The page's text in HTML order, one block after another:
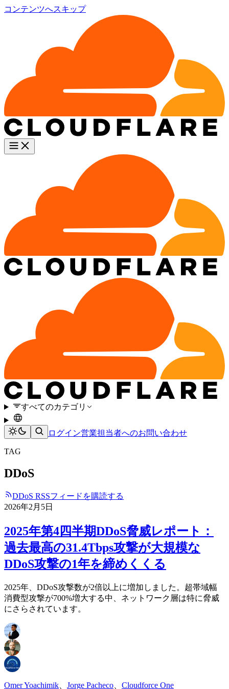
コンテンツへスキップ
すべてのカテゴリ
ログイン営業担当者へのお問い合わせ
TAG
DDoS
DDoS RSSフィードを購読する
2026年2月5日
2025年第4四半期DDoS脅威レポート：
過去最高の31.4Tbps攻撃が大規模な
DDoS攻撃の1年を締めくくる
2025年、DDoS攻撃数が2倍以上に増加しました。超帯域幅
消費型攻撃が700%増大する中、ネットワーク層は特に脅威
にさらされています。
Omer Yoachimik Jorge Pacheco Cloudforce One